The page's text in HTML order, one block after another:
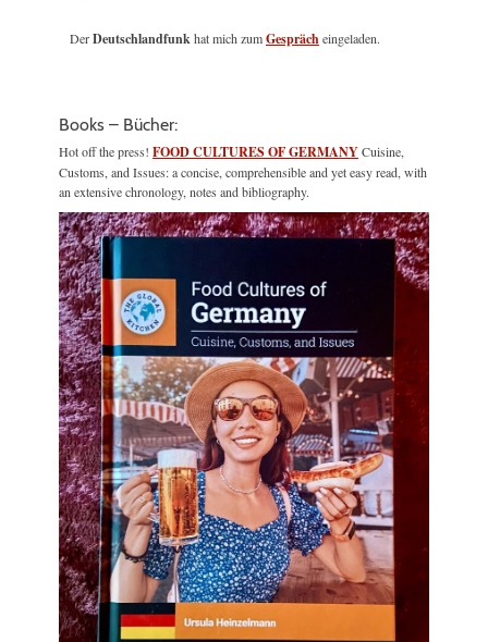
DerDeutschlandfunkhat mich zumGesprächeingeladen.
Books – Bücher:
Hot off the press! FOOD CULTURES OF GERMANYCuisine,
Customs, and Issues: a concise, comprehensible and yet easy read, with
an extensive chronology, notes and bibliography.